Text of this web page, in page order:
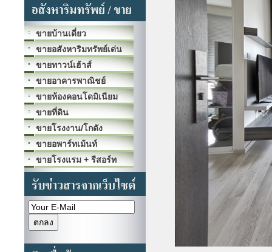
ขายบ้านเดี่ยว
ขายอสังหาริมทรัพย์เด่น
ขายทาวน์เฮ้าส์
ขายอาคารพาณิชย์
ขายห้องคอนโดมิเนียม
ขายที่ดิน
ขายโรงงาน/โกดัง
ขายอพาร์ทเม้นท์
ขายโรงแรม + รีสอร์ท